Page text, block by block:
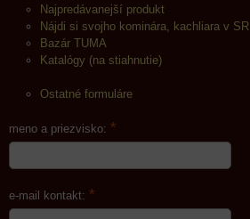
Najpredávanejší produkt
Nájdi si svojho kominára, kachliara v SR
Bazár TUMA
Katalógy (na stiahnutie)
Ostatné formuláre
meno a priezvisko: *
e-mail kontakt: *